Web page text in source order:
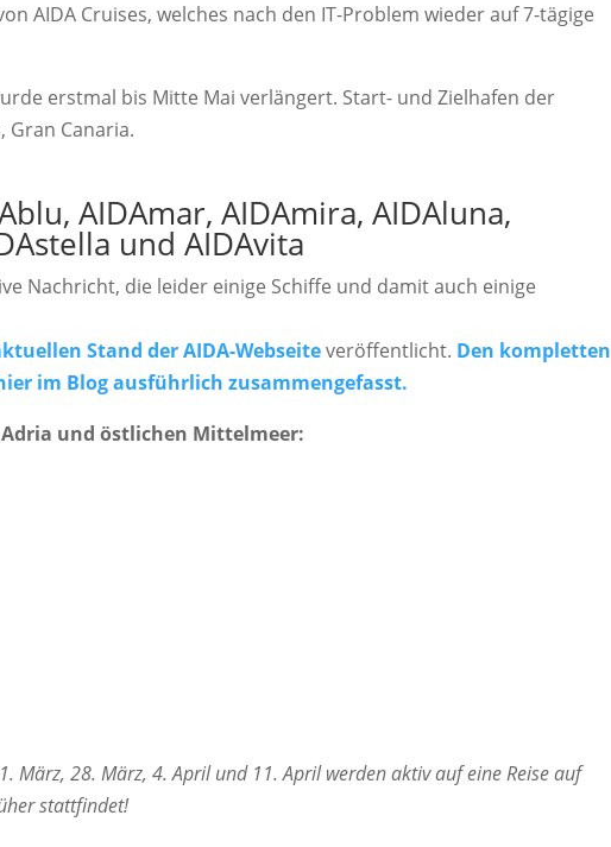
AIDA Cruises, welches nach den IT-Problem wieder auf 7-tägige
erstmal bis Mitte Mai verlängert. Start- und Zielhafen der
Gran Canaria.
AIDAmar, AIDAmira, AIDAluna,
und AIDAvita
Nachricht, die leider einige Schiffe und damit auch einige
Stand der AIDA-Webseiteveröffentlicht. Den kompletten
im Blog ausführlich zusammengefasst.
Adria und östlichen Mittelmeer:
März, 28. März, 4. April und 11. April werden aktiv auf eine Reise auf
stattfindet!